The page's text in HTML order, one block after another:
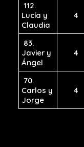
112.
Lucía y
Claudia
4
83.
Javier y
Ángel
4
70.
Carlos y
Jorge
4